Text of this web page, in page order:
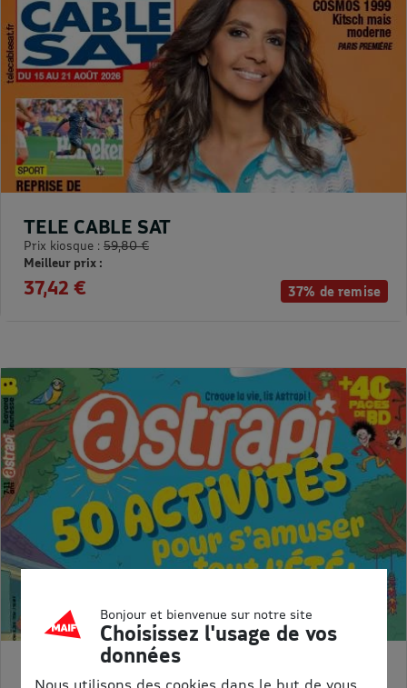
37% de remise
TELE CABLE SAT
Prix kiosque : 59,80 €
Meilleur prix :
37,42 €
ASTRAPI
Bonjour et bienvenue sur notre site
Choisissez l'usage de vos
données
Nous utilisons des cookies dans le but de vous